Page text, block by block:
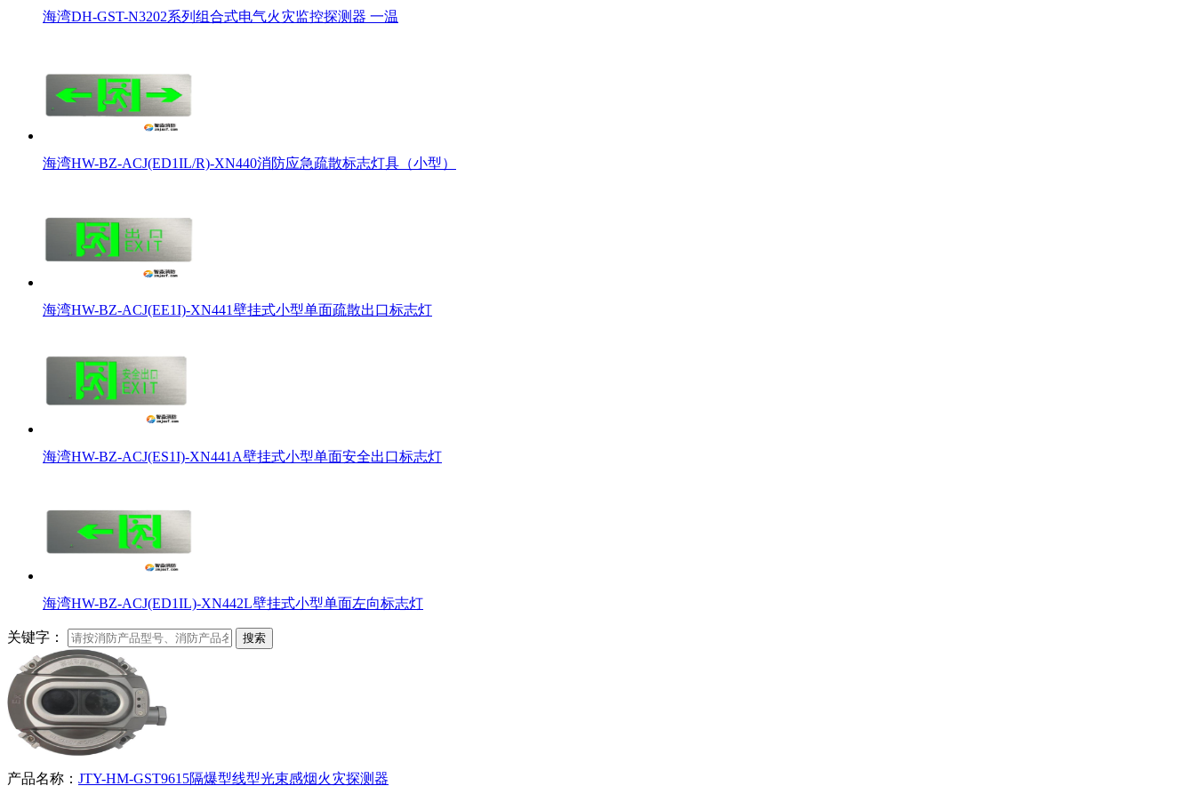
海湾DH-GST-N3202系列组合式电气火灾监控探测器 一温
海湾HW-BZ-ACJ(ED1IL/R)-XN440消防应急疏散标志灯具（小型）
海湾HW-BZ-ACJ(EE1I)-XN441壁挂式小型单面疏散出口标志灯
海湾HW-BZ-ACJ(ES1I)-XN441A壁挂式小型单面安全出口标志灯
海湾HW-BZ-ACJ(ED1IL)-XN442L壁挂式小型单面左向标志灯
关键字： 搜索
产品名称： JTY-HM-GST9615隔爆型线型光束感烟火灾探测器